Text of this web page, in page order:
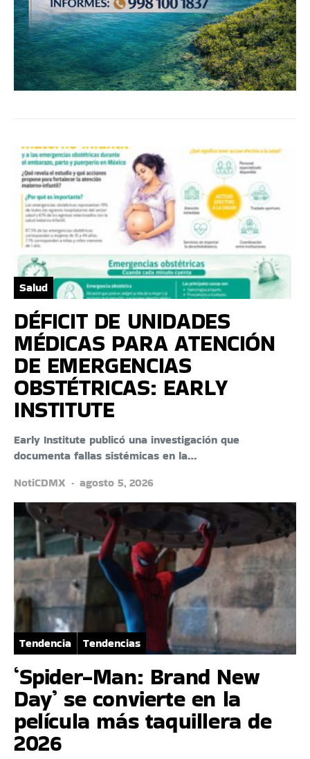
Salud
DÉFICIT DE UNIDADES
MÉDICAS PARA ATENCIÓN
DE EMERGENCIAS
OBSTÉTRICAS: EARLY
INSTITUTE
Early Institute publicó una investigación que
documenta fallas sistémicas en la…
NotiCDMX
agosto 5, 2026
Tendencia Tendencias
‘Spider-Man: Brand New
Day’ se convierte en la
película más taquillera de
2026